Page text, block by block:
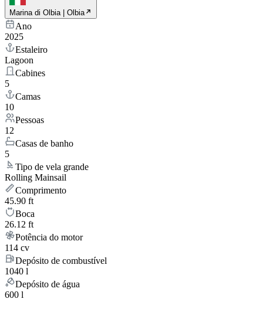
Marina di Olbia | Olbia
Ano
2025
Estaleiro
Lagoon
Cabines
5
Camas
10
Pessoas
12
Casas de banho
5
Tipo de vela grande
Rolling Mainsail
Comprimento
45.90 ft
Boca
26.12 ft
Potência do motor
114 cv
Depósito de combustível
1040 l
Depósito de água
600 l